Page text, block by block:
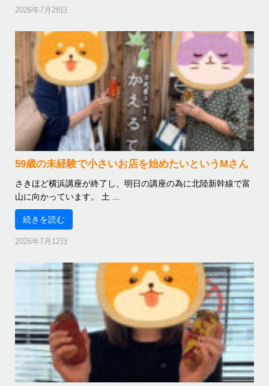
2026年7月28日
59歳の未経験で小さいお店を始めたいというMさん
さきほど横浜講座が終了し、明日の講座の為に北陸新幹線で富
山に向かっています。 土 ...
続きを読む
2026年7月12日